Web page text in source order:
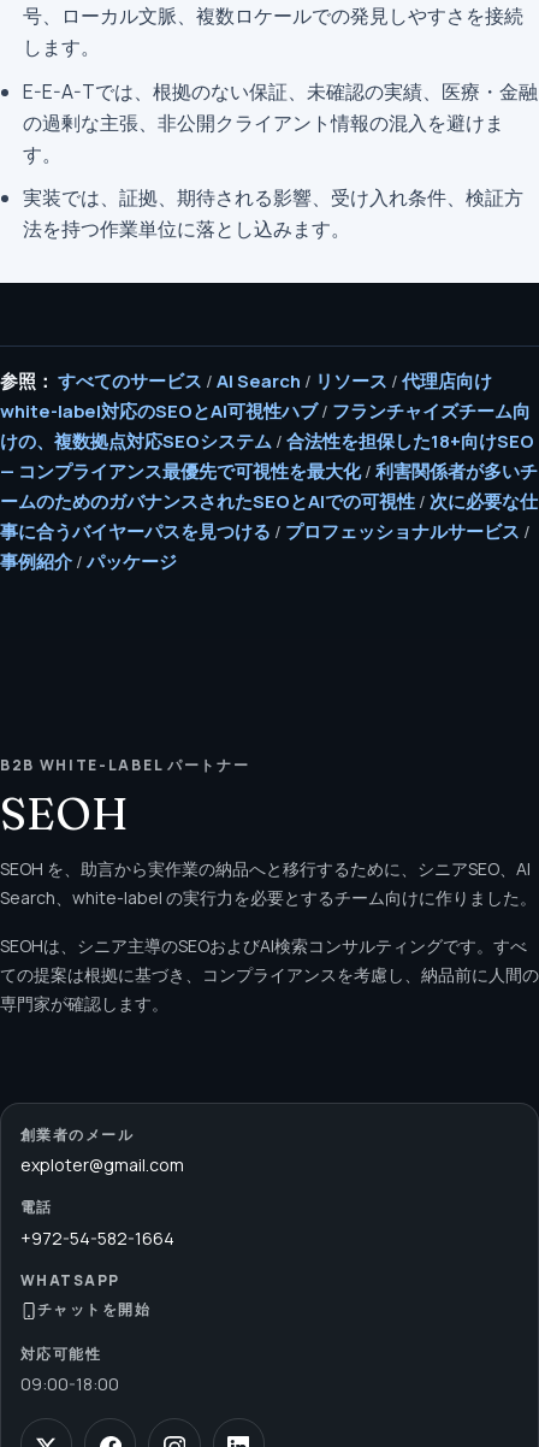
号、ローカル文脈、複数ロケールでの発見しやすさを接続
します。
E-E-A-Tでは、根拠のない保証、未確認の実績、医療・金融
の過剰な主張、非公開クライアント情報の混入を避けま
す。
実装では、証拠、期待される影響、受け入れ条件、検証方
法を持つ作業単位に落とし込みます。
参照： すべてのサービス / AI Search / リソース / 代理店向け
white-label対応のSEOとAI可視性ハブ/ フランチャイズチーム向
けの、複数拠点対応SEOシステム / 合法性を担保した18+向けSEO
— コンプライアンス最優先で可視性を最大化/ 利害関係者が多いチ
ームのためのガバナンスされたSEOとAIでの可視性 / 次に必要な仕
事に合うバイヤーパスを見つける / プロフェッショナルサービス /
事例紹介 / パッケージ
B2B WHITE-LABEL パートナー
SEOH
SEOH を、助言から実作業の納品へと移行するために、シニアSEO、AI
Search、white-label の実行力を必要とするチーム向けに作りました。
SEOHは、シニア主導のSEOおよびAI検索コンサルティングです。すべ
ての提案は根拠に基づき、コンプライアンスを考慮し、納品前に人間の
専門家が確認します。
創業者のメール
exploter@gmail.com
電話
+972-54-582-1664
WHATSAPP
チャットを開始
対応可能性
09:00-18:00